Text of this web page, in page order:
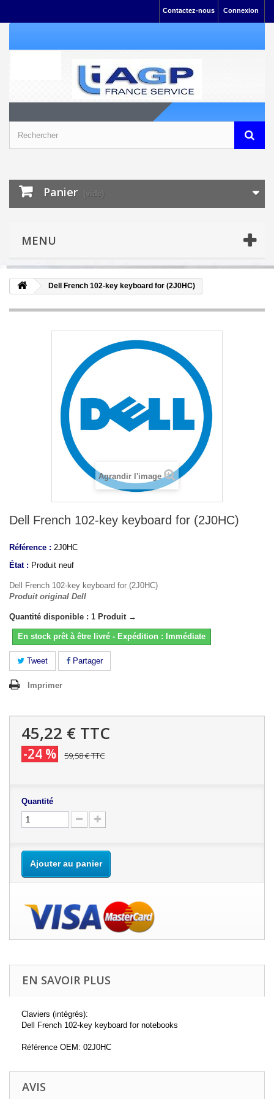
Connexion
Contactez-nous
Panier (vide)
MENU
Dell French 102-key keyboard for (2J0HC)
Agrandir l'image
Dell French 102-key keyboard for (2J0HC)
Référence : 2J0HC
État : Produit neuf
Dell French 102-key keyboard for (2J0HC)
Produit original Dell
Quantité disponible : 1 Produit →
En stock prêt à être livré - Expédition : Immédiate
Tweet Partager
Imprimer
45,22 € TTC
-24 % 59,58 €TTC
Quantité
Ajouter au panier
EN SAVOIR PLUS
Claviers (intégrés):
Dell French 102-key keyboard for notebooks
Référence OEM: 02J0HC
AVIS